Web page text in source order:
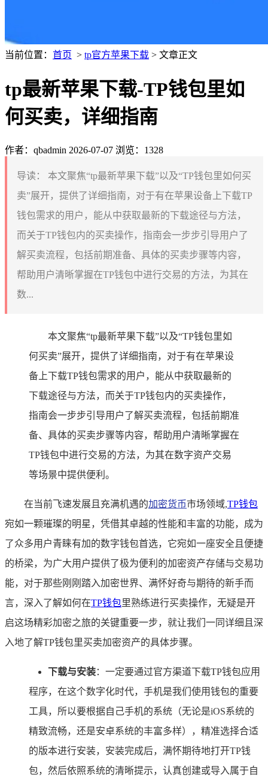
当前位置： 首页 > tp官方苹果下载 > 文章正文
tp最新苹果下载-TP钱包里如
何买卖，详细指南
作者：qbadmin 2026-07-07 浏览：1328
导读：
本文聚焦“tp最新苹果下载”以及“TP钱包里如何买
卖”展开，提供了详细指南，对于有在苹果设备上下载TP
钱包需求的用户，能从中获取最新的下载途径与方法，
而关于TP钱包内的买卖操作，指南会一步步引导用户了
解买卖流程，包括前期准备、具体的买卖步骤等内容，
帮助用户清晰掌握在TP钱包中进行交易的方法，为其在
数...
本文聚焦“tp最新苹果下载”以及“TP钱包里如
何买卖”展开，提供了详细指南，对于有在苹果设
备上下载TP钱包需求的用户，能从中获取最新的
下载途径与方法，而关于TP钱包内的买卖操作，
指南会一步步引导用户了解买卖流程，包括前期准
备、具体的买卖步骤等内容，帮助用户清晰掌握在
TP钱包中进行交易的方法，为其在数字资产交易
等场景中提供便利。
在当前飞速发展且充满机遇的加密货币市场领域,TP钱包
宛如一颗璀璨的明星，凭借其卓越的性能和丰富的功能，成为
了众多用户青睐有加的数字钱包首选，它宛如一座安全且便捷
的桥梁，为广大用户提供了极为便利的加密资产存储与交易功
能，对于那些刚刚踏入加密世界、满怀好奇与期待的新手而
言，深入了解如何在TP钱包里熟练进行买卖操作，无疑是开
启这场精彩加密之旅的关键重要一步，就让我们一同详细且深
入地了解TP钱包里买卖加密资产的具体步骤。
下载与安装：一定要通过官方渠道下载TP钱包应用
程序，在这个数字化时代，手机是我们使用钱包的重要
工具，所以要根据自己手机的系统（无论是iOS系统的
精致流畅，还是安卓系统的丰富多样），精准选择合适
的版本进行安装，安装完成后，满怀期待地打开TP钱
包，然后依照系统的清晰提示，认真创建或导入属于自